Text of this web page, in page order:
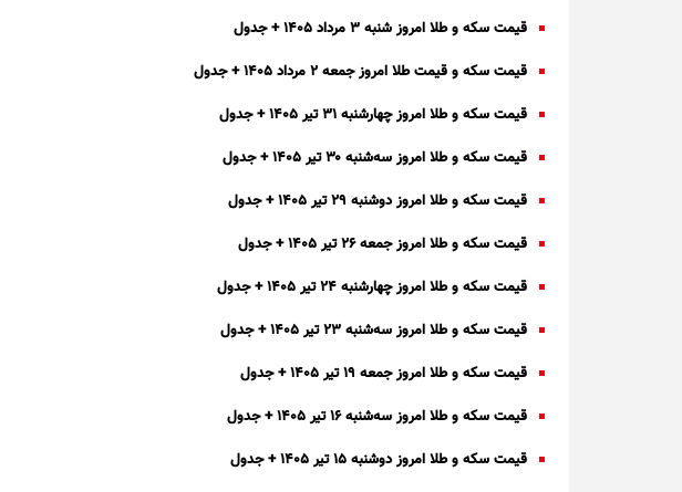
قیمت سکه و طلا امروز شنبه ۳ مرداد ۱۴۰۵ + جدول
قیمت سکه و قیمت طلا امروز جمعه ۲ مرداد ۱۴۰۵ + جدول
قیمت سکه و طلا امروز چهارشنبه ۳۱ تیر ۱۴۰۵ + جدول
قیمت سکه و طلا امروز سه‌شنبه ۳۰ تیر ۱۴۰۵ + جدول
قیمت سکه و طلا امروز دوشنبه ۲۹ تیر ۱۴۰۵ + جدول
قیمت سکه و طلا امروز جمعه ۲۶ تیر ۱۴۰۵ + جدول
قیمت سکه و طلا امروز چهارشنبه ۲۴ تیر ۱۴۰۵ + جدول
قیمت سکه و طلا امروز سه‌شنبه ۲۳ تیر ۱۴۰۵ + جدول
قیمت سکه و طلا امروز جمعه ۱۹ تیر ۱۴۰۵ + جدول
قیمت سکه و طلا امروز سه‌شنبه ۱۶ تیر ۱۴۰۵ + جدول
قیمت سکه و طلا امروز دوشنبه ۱۵ تیر ۱۴۰۵ + جدول